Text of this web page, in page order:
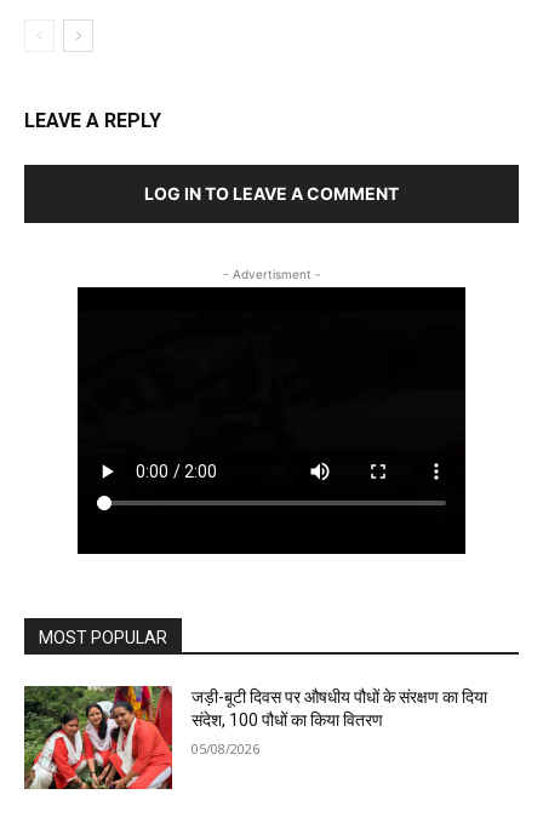
LEAVE A REPLY
LOG IN TO LEAVE A COMMENT
- Advertisment -
MOST POPULAR
जड़ी-बूटी दिवस पर औषधीय पौधों के संरक्षण का दिया
संदेश, 100 पौधों का किया वितरण
05/08/2026